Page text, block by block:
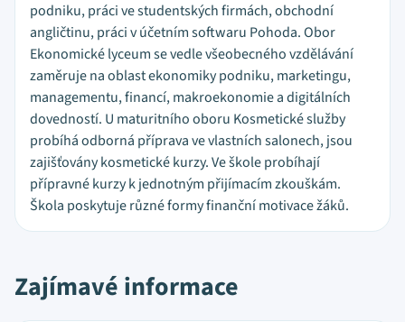
podniku, práci ve studentských firmách, obchodní
angličtinu, práci v účetním softwaru Pohoda. Obor
Ekonomické lyceum se vedle všeobecného vzdělávání
zaměruje na oblast ekonomiky podniku, marketingu,
managementu, financí, makroekonomie a digitálních
dovedností. U maturitního oboru Kosmetické služby
probíhá odborná příprava ve vlastních salonech, jsou
zajišťovány kosmetické kurzy. Ve škole probíhají
přípravné kurzy k jednotným přijímacím zkouškám.
Škola poskytuje různé formy finanční motivace žáků.
Zajímavé informace